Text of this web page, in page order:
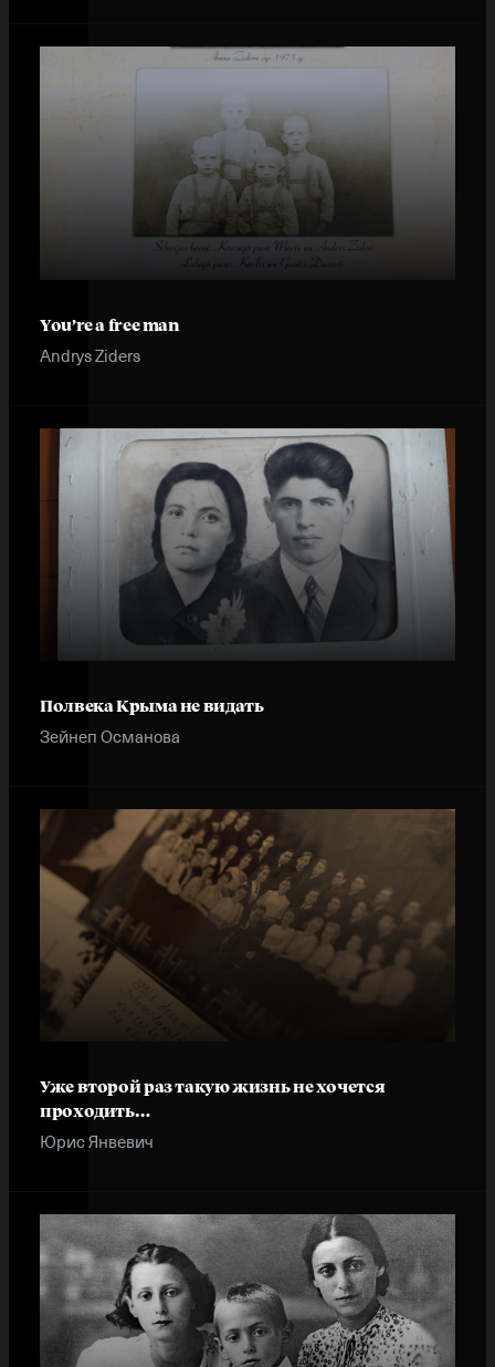
You’re a free man
Andrys Ziders
Полвека Крыма не видать
Зейнеп Османова
Уже второй раз такую жизнь не хочется
проходить…
Юрис Янвевич